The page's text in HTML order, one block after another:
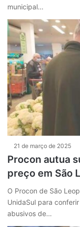
municipal…
21 de março de 2025
Procon autua
preço em São
O Procon de São
UnidaSul para
abusivos de…